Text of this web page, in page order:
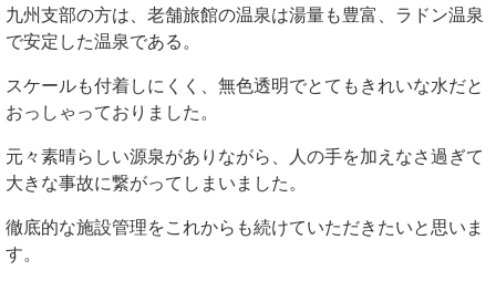
九州支部の方は、老舗旅館の温泉は湯量も豊富、ラドン温泉
で安定した温泉である。
スケールも付着しにくく、無色透明でとてもきれいな水だと
おっしゃっておりました。
元々素晴らしい源泉がありながら、人の手を加えなさ過ぎて
大きな事故に繋がってしまいました。
徹底的な施設管理をこれからも続けていただきたいと思いま
す。